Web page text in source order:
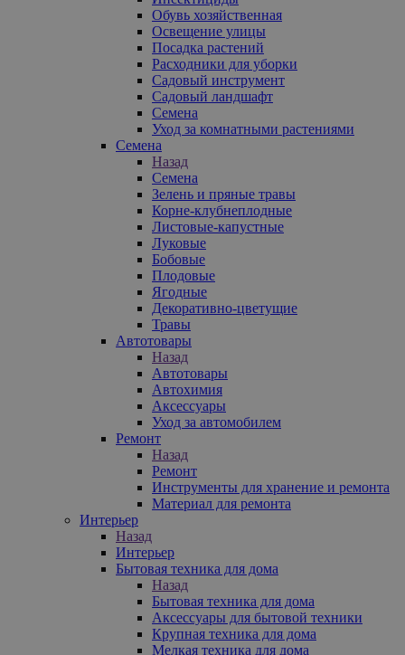
Обувь хозяйственная
Освещение улицы
Посадка растений
Расходники для уборки
Садовый инструмент
Садовый ландшафт
Семена
Уход за комнатными растениями
Семена
Назад
Семена
Зелень и пряные травы
Корне-клубнеплодные
Листовые-капустные
Луковые
Бобовые
Плодовые
Ягодные
Декоративно-цветущие
Травы
Автотовары
Назад
Автотовары
Автохимия
Аксессуары
Уход за автомобилем
Ремонт
Назад
Ремонт
Инструменты для хранение и ремонта
Материал для ремонта
Интерьер
Назад
Интерьер
Бытовая техника для дома
Назад
Бытовая техника для дома
Аксессуары для бытовой техники
Крупная техника для дома
Мелкая техника для дома